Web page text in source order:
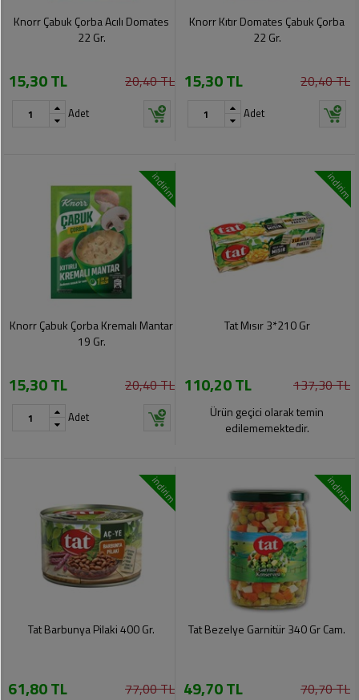
Knorr Çabuk Çorba Acılı Domates
22 Gr.
15,30 TL 20,40 TL
Adet
Knorr Kıtır Domates Çabuk Çorba
22 Gr.
15,30 TL 20,40 TL
Adet
indirim
Knorr Çabuk Çorba Kremalı Mantar
19 Gr.
15,30 TL 20,40 TL
Adet
indirim
Tat Mısır 3*210 Gr
110,20 TL 137,30 TL
Ürün geçici olarak temin
edilememektedir.
indirim
Tat Barbunya Pilaki 400 Gr.
61,80 TL 77,00 TL
indirim
Tat Bezelye Garnitür 340 Gr Cam.
49,70 TL 70,70 TL